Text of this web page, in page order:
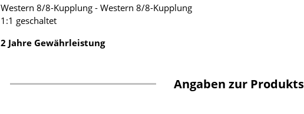
Western 8/8-Kupplung - Western 8/8-Kupplung
1:1 geschaltet
2 Jahre Gewährleistung
Angaben zur